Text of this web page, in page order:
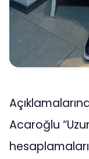
Acaroğlu